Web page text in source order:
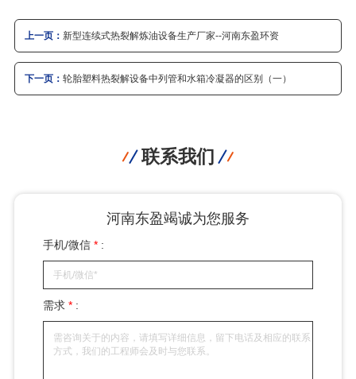
上一页： 新型连续式热裂解炼油设备生产厂家--河南东盈环资
下一页： 轮胎塑料热裂解设备中列管和水箱冷凝器的区别（一）
联系我们
河南东盈竭诚为您服务
手机/微信* :
需求* :